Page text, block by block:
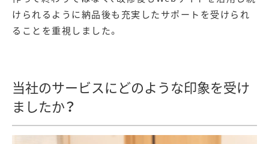
けられるように納品後も充実したサポートを受けられ
ることを重視しました。
当社のサービスにどのような印象を受け
ましたか？